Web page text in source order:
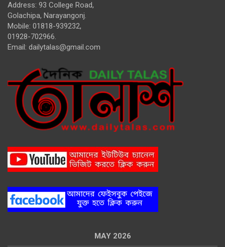
Address: 93 College Road,
Golachipa, Narayangonj.
Mobile: 01818-939232,
01928-702966.
Email: dailytalas@gmail.com
MAY 2026